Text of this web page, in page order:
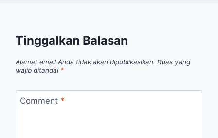
Tinggalkan Balasan
Alamat email Anda tidak akan dipublikasikan. Ruas yang
wajib ditandai *
Comment *